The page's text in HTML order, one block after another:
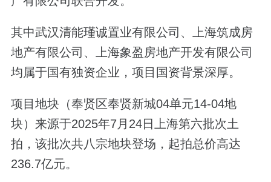
其中武汉清能瑾诚置业有限公司、上海筑成房
地产有限公司、上海象盈房地产开发有限公司
均属于国有独资企业，项目国资背景深厚。
项目地块（奉贤区奉贤新城04单元14-04地
块）来源于2025年7月24日上海第六批次土
拍，该批次共八宗地块登场，起拍总价高达
236.7亿元。